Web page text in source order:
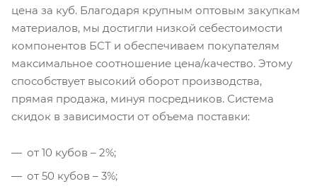
цена за куб. Благодаря крупным оптовым закупкам
материалов, мы достигли низкой себестоимости
компонентов БСТ и обеспечиваем покупателям
максимальное соотношение цена/качество. Этому
способствует высокий оборот производства,
прямая продажа, минуя посредников. Система
скидок в зависимости от объема поставки:
от 10 кубов – 2%;
от 50 кубов – 3%;